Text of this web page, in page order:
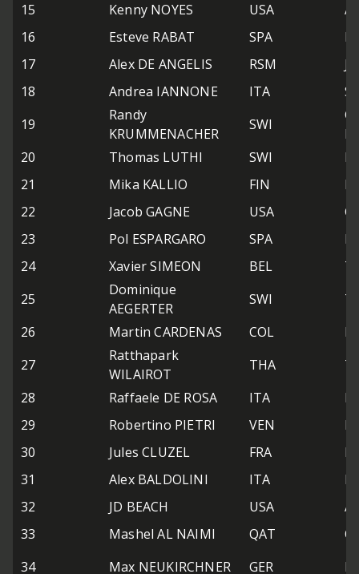
15
Kenny NOYES USA
16
Esteve RABAT SPA
17
Alex DE ANGELIS RSM
18
Andrea IANNONE ITA
19
Randy
KRUMMENACHER
SWI
20
Thomas LUTHI SWI
21
Mika KALLIO FIN
22
Jacob GAGNE USA
23
Pol ESPARGARO SPA
24
Xavier SIMEON BEL
25
Dominique
AEGERTER
SWI
26
Martin CARDENAS COL
27
Ratthapark
WILAIROT
THA
28
Raffaele DE ROSA ITA
29
Robertino PIETRI VEN
30
Jules CLUZEL FRA
31
Alex BALDOLINI ITA
32
JD BEACH USA
33
Mashel AL NAIMI QAT
34
Max NEUKIRCHNER GER